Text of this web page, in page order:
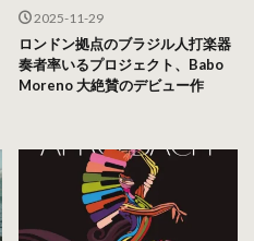
2025-11-29
ロンドン拠点のブラジル人打楽器
奏者率いるプロジェクト、Babo
Moreno 大絶賛のデビュー作